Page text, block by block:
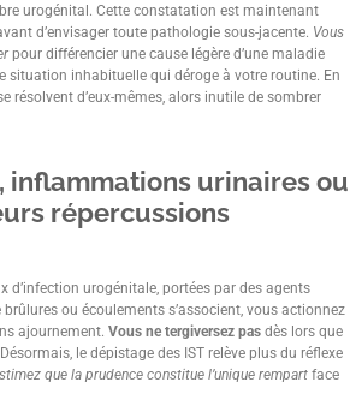
urogénital. Cette constatation est maintenant
d’envisager toute pathologie sous-jacente. Vous
pour différencier une cause légère d’une maladie
situation inhabituelle qui déroge à votre routine. En
résolvent d’eux-mêmes, alors inutile de sombrer
inflammations urinaires ou
répercussions
d’infection urogénitale, portées par des agents
ou écoulements s’associent, vous actionnez
ajournement. Vous ne tergiversez pas dès lors que
le dépistage des IST relève plus du réflexe
que la prudence constitue l’unique rempart face